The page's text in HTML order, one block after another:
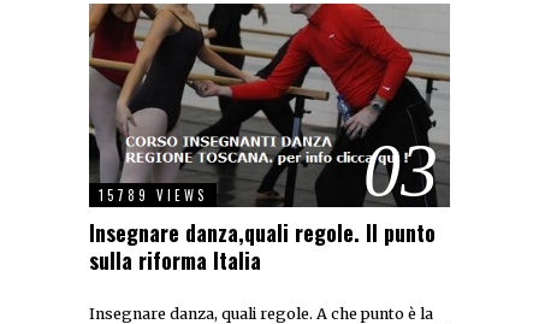
03
15789 VIEWS
Insegnare danza,quali regole. Il punto
sulla riforma Italia
Insegnare danza, quali regole. A che punto è la